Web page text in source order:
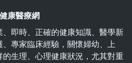
健康醫療網
即時、正確的健康知識、醫學新
專家臨床經驗，關懷婦幼、上
生理、心理健康狀況，尤其對重